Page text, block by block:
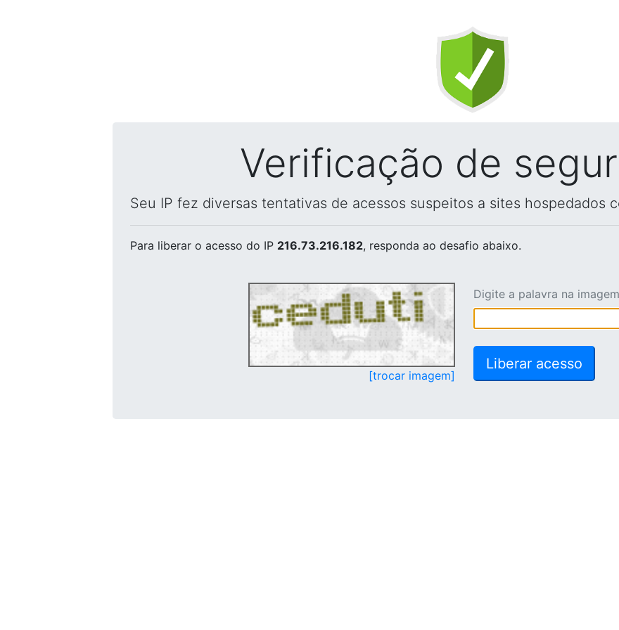
Verificação de
Seu IP fez diversas tentativas de acessos suspeitos a sites hospedados
Para liberar o acesso do IP 216.73.216.182, responda ao desafio abaixo.
[trocar imagem]
Digite a palavra na